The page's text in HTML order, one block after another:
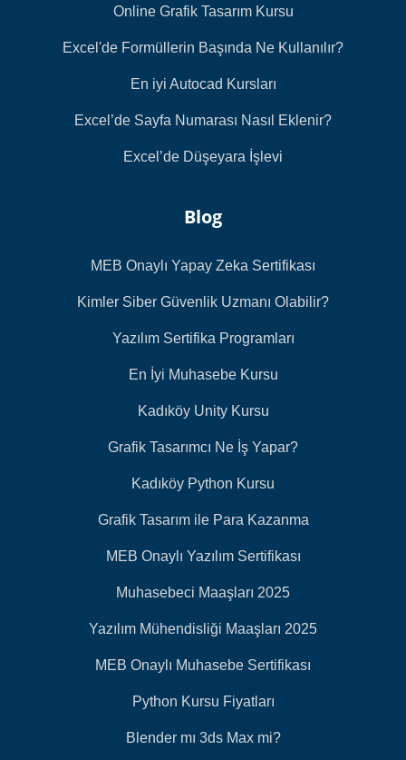
Online Grafik Tasarım Kursu
Excel'de Formüllerin Başında Ne Kullanılır?
En iyi Autocad Kursları
Excel’de Sayfa Numarası Nasıl Eklenir?
Excel’de Düşeyara İşlevi
Blog
MEB Onaylı Yapay Zeka Sertifikası
Kimler Siber Güvenlik Uzmanı Olabilir?
Yazılım Sertifika Programları
En İyi Muhasebe Kursu
Kadıköy Unity Kursu
Grafik Tasarımcı Ne İş Yapar?
Kadıköy Python Kursu
Grafik Tasarım ile Para Kazanma
MEB Onaylı Yazılım Sertifikası
Muhasebeci Maaşları 2025
Yazılım Mühendisliği Maaşları 2025
MEB Onaylı Muhasebe Sertifikası
Python Kursu Fiyatları
Blender mı 3ds Max mi?